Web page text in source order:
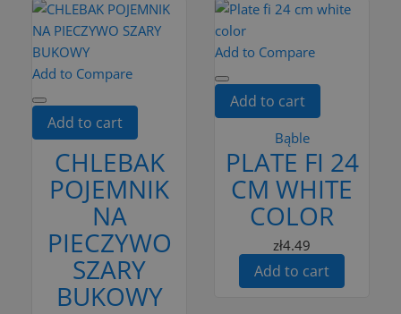
Add to Compare
Add to cart
CHLEBAK
POJEMNIK
NA
PIECZYWO
SZARY
BUKOWY
Add to Compare
Add to cart
Bąble
PLATE FI 24
CM WHITE
COLOR
zł4.49
Add to cart